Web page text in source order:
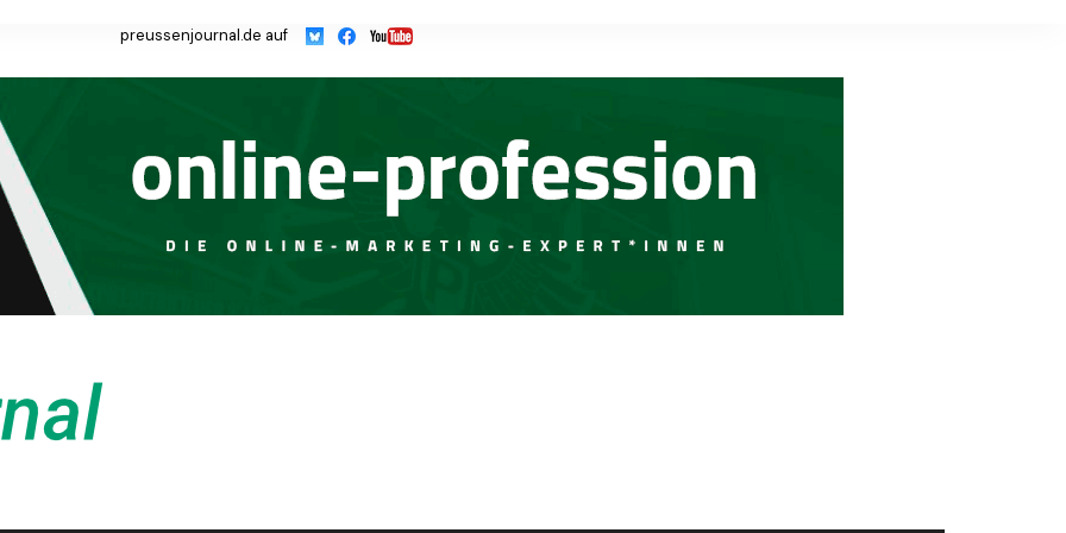
preussenjournal.de auf